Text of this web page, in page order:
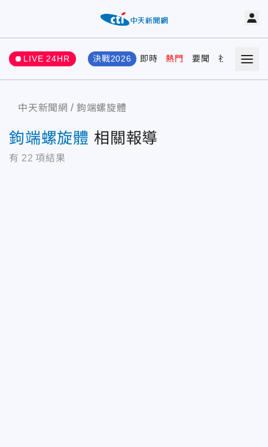
LIVE 24HR 決戰2026 即時 熱門 要聞 社會 娛樂
中天新聞網 鉤端螺旋體
鉤端螺旋體 相關報導
有 22 項結果